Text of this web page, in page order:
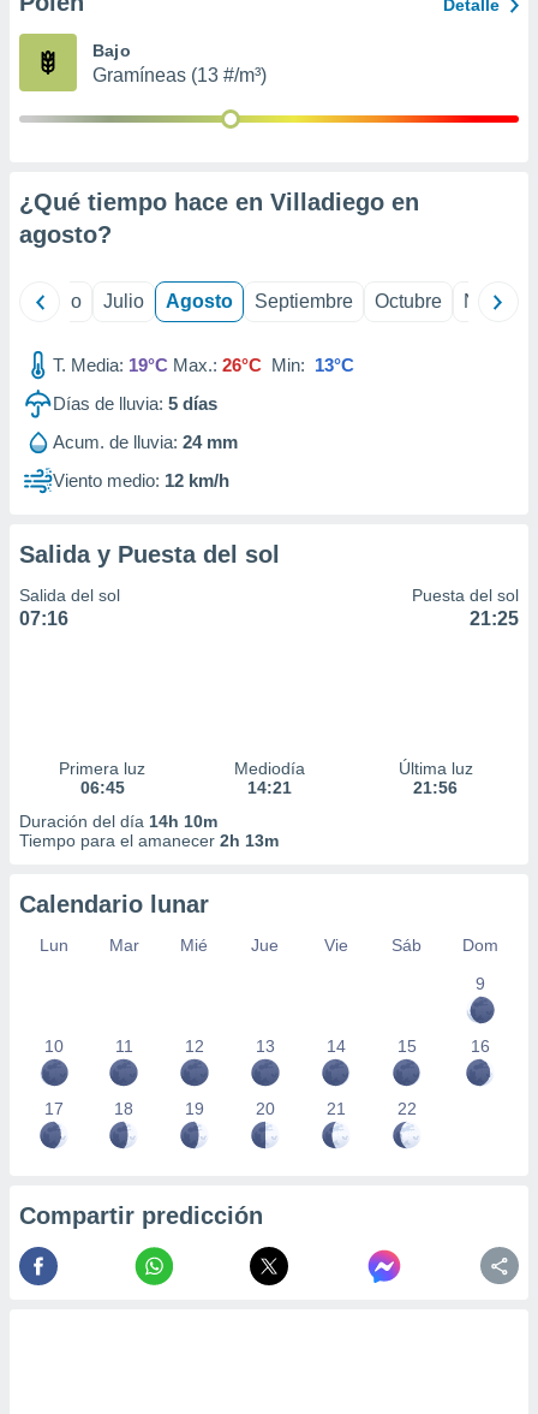
publicidad
1199
Detalle
Bajo
Gramíneas (13 #/m³)
¿Qué tiempo hace en Villadiego en
agosto?
Junio Julio Agosto Septiembre Octubre
T. Media: 19°C Max.: 26°C Min: 13°C
Días de lluvia: 5 días
Acum. de lluvia: 24 mm
Viento medio: 12 km/h
Salida y Puesta del sol
Salida del sol
07:16
Puesta del sol
21:25
Primera luz
06:45
Mediodía
14:21
Última luz
21:56
Duración del día 14h 10m
Tiempo para el amanecer 2h 13m
Calendario lunar
Lun Mar Mié Jue Vie Sáb
Dom
9
10 11 12 13 14 15 16
17 18 19 20 21 22
Compartir predicción